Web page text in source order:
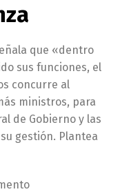
que «dentro
sus funciones, el
concurre al
ministros, para
de Gobierno y las
gestión. Plantea